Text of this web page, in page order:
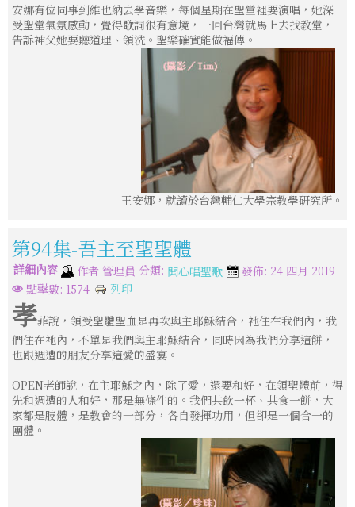
安娜有位同事到維也納去學音樂，每個星期在聖堂裡要演唱，她深
受聖堂氣氛感動，覺得歌詞很有意境，一回台灣就馬上去找教堂，
告訴神父她要聽道理、領洗。聖樂確實能做福傳。
王安娜，就讀於台灣輔仁大學宗教學研究所。
第94集-吾主至聖聖體
詳細內容 作者 管理員 分類: 開心唱聖歌
發佈: 24 四月 2019
點擊數: 1574
列印
孝菲說，領受聖體聖血是再次與主耶穌結合，祂住在我們內，我
們住在祂內，不單是我們與主耶穌結合，同時因為我們分享這餅，
也跟週遭的朋友分享這愛的盛宴。
OPEN老師說，在主耶穌之內，除了愛，還要和好，在領聖體前，得
先和週遭的人和好，那是無條件的。我們共飲一杯、共食一餅，大
家都是肢體，是教會的一部分，各自發揮功用，但卻是一個合一的
團體。